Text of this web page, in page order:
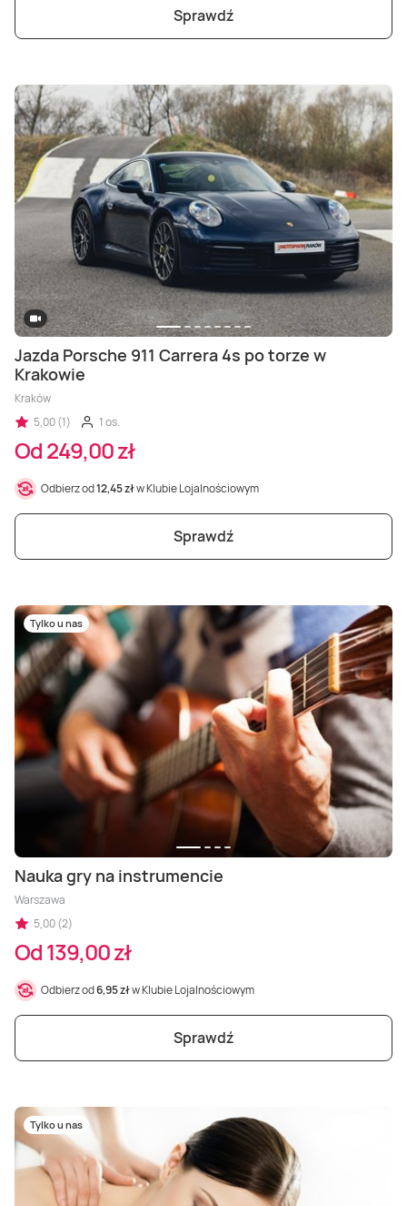
Sprawdź
Jazda Porsche 911 Carrera 4s po torze w
Krakowie
Kraków
5,00 (1)
1 os.
Od 249,00 zł
Odbierz od12,45 złw Klubie Lojalnościowym
Sprawdź
Tylko u nas
Nauka gry na instrumencie
Warszawa
5,00 (2)
Od 139,00 zł
Odbierz od6,95 złw Klubie Lojalnościowym
Sprawdź
Tylko u nas